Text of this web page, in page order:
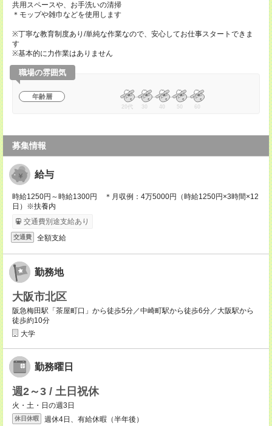
共用スペースや、お手洗いの清掃
＊モップや雑巾などを使用します
※丁寧な教育制度あり/単純な作業なので、安心してお仕事スタートできま
す
※基本的に力作業はありません
職場の雰囲気
年齢層
20代 30 40 50 60
募集情報
給与
時給1250円～時給1300円 ＊月収例：4万5000円（時給1250円×3時間×12
日）※扶養内
交通費別途支給あり
交通費 全額支給
勤務地
大阪市北区
阪急梅田駅「茶屋町口」から徒歩5分／中崎町駅から徒歩6分／大阪駅から
徒歩約10分
大学
勤務曜日
週2～3 / 土日祝休
火・土・日の週3日
休日休暇
週休4日、有給休暇（半年後）